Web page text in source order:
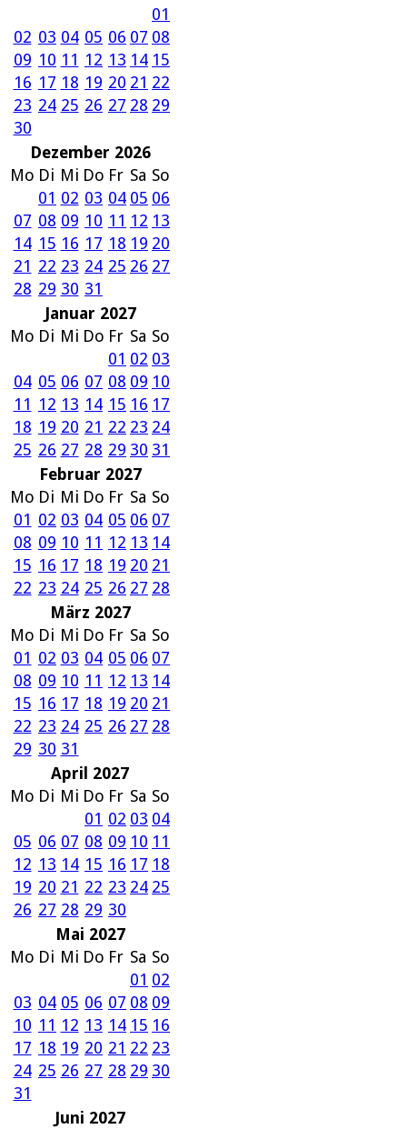
01
02 03 04 05 06 07 08
09 10 11 12 13 14 15
16 17 18 19 20 21 22
23 24 25 26 27 28 29
30
Dezember 2026
Mo Di Mi Do Fr Sa So
01 02 03 04 05 06
07 08 09 10 11 12 13
14 15 16 17 18 19 20
21 22 23 24 25 26 27
28 29 30 31
Januar 2027
Mo Di Mi Do Fr Sa So
01 02 03
04 05 06 07 08 09 10
11 12 13 14 15 16 17
18 19 20 21 22 23 24
25 26 27 28 29 30 31
Februar 2027
Mo Di Mi Do Fr Sa So
01 02 03 04 05 06 07
08 09 10 11 12 13 14
15 16 17 18 19 20 21
22 23 24 25 26 27 28
März 2027
Mo Di Mi Do Fr Sa So
01 02 03 04 05 06 07
08 09 10 11 12 13 14
15 16 17 18 19 20 21
22 23 24 25 26 27 28
29 30 31
April 2027
Mo Di Mi Do Fr Sa So
01 02 03 04
05 06 07 08 09 10 11
12 13 14 15 16 17 18
19 20 21 22 23 24 25
26 27 28 29 30
Mai 2027
Mo Di Mi Do Fr Sa So
01 02
03 04 05 06 07 08 09
10 11 12 13 14 15 16
17 18 19 20 21 22 23
24 25 26 27 28 29 30
31
Juni 2027